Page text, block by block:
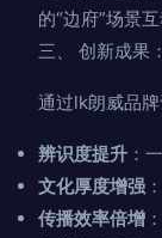
的“边府”场景
三、 创新成果
通过lk朗威品
辨识度提升 ：
文化厚度增强
传播效率倍增